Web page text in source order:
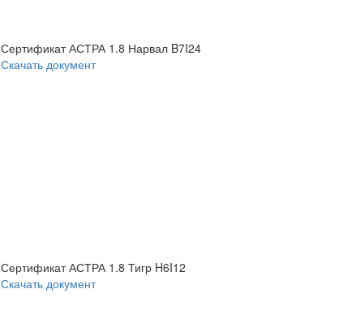
Сертификат АСТРА 1.8 Нарвал B7I24
Скачать документ
Сертификат АСТРА 1.8 Тигр H6I12
Скачать документ